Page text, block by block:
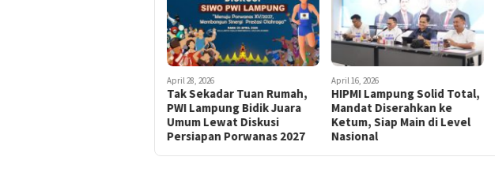
April 28, 2026
Tak Sekadar Tuan Rumah,
PWI Lampung Bidik Juara
Umum Lewat Diskusi
Persiapan Porwanas 2027
April 16, 2026
HIPMI Lampung Solid Total,
Mandat Diserahkan ke
Ketum, Siap Main di Level
Nasional